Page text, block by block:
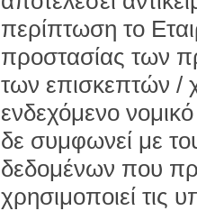
περίπτωση το
προστασίας των
των επισκεπτών /
ενδεχόμενο
δε συμφωνεί με
δεδομένων που
χρησιμοποιεί τις